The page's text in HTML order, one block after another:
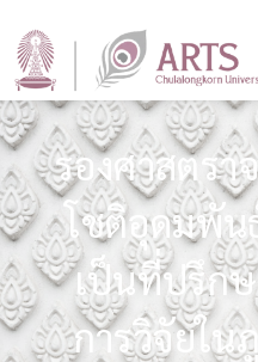
รองศาสตรา
โชติอุดมพัน
เป็นที่ปรึก
การวิจัยใน